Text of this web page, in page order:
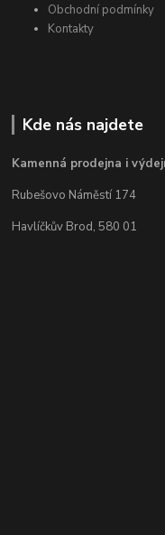
Obchodní podmínky
Kontakty
Kde nás najdete
Kamenná prodejna i
Rubešovo Náměstí 174
Havlíčkův Brod, 580 01